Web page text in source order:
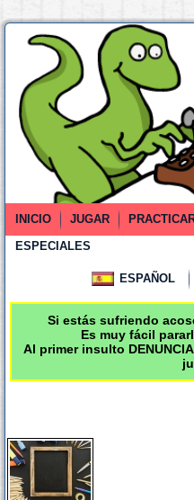
INICIO JUGAR
ESPECIALES
ESPAÑOL
Si estás sufriendo
Es muy fácil
Al primer insulto